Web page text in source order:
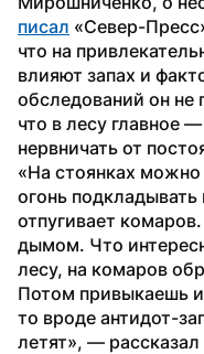
писал «Север-
что на
влияют запах и
обследований он не
что в лесу главное
нервничать от
«На стоянках
огонь
отпугивает
дымом. Что
лесу, на комаров
Потом привыкаешь
то вроде антидот-
летят», —